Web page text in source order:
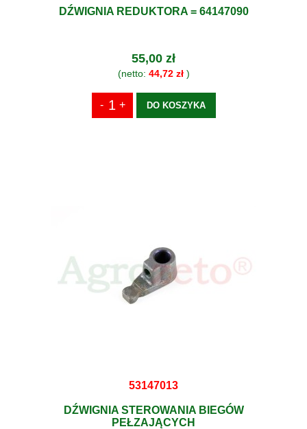
DŹWIGNIA REDUKTORA = 64147090
55,00 zł
(netto: 44,72 zł)
DO KOSZYKA
53147013
DŹWIGNIA STEROWANIA BIEGÓW
PEŁZAJĄCYCH